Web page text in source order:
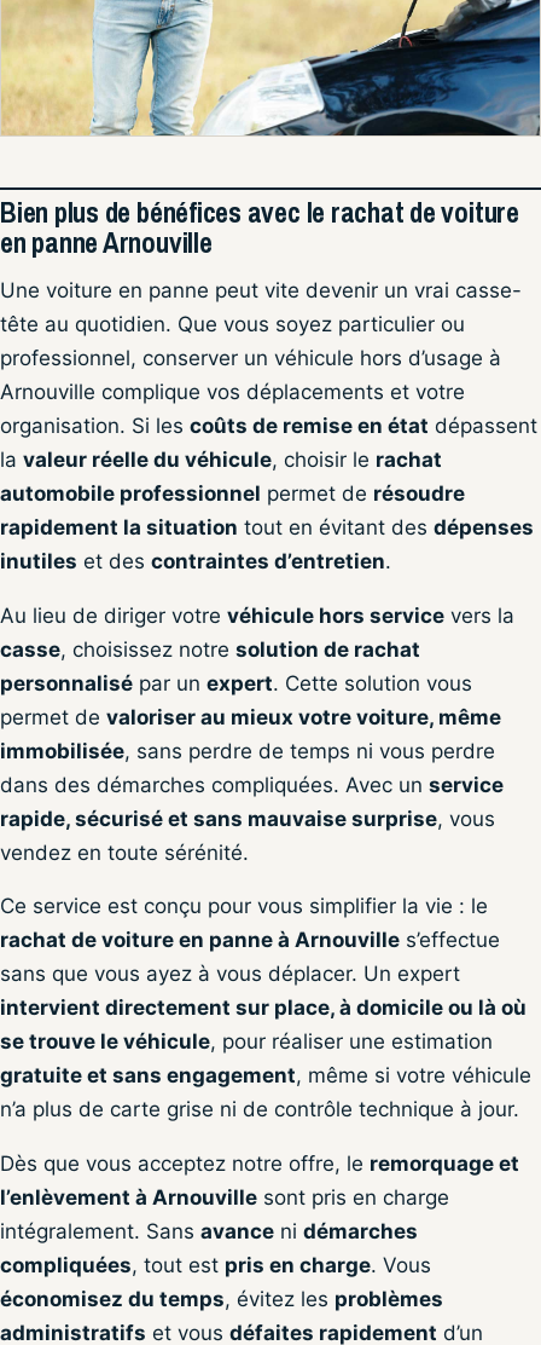
Bien plus de bénéfices avec le rachat de voiture
en panne Arnouville
Une voiture en panne peut vite devenir un vrai casse-
tête au quotidien. Que vous soyez particulier ou
professionnel, conserver un véhicule hors d’usage à
Arnouville complique vos déplacements et votre
organisation. Si les coûts de remise en état dépassent
la valeur réelle du véhicule, choisir le rachat
automobile professionnel permet de résoudre
rapidement la situation tout en évitant des dépenses
inutiles et des contraintes d’entretien.
Au lieu de diriger votre véhicule hors service vers la
casse, choisissez notre solution de rachat
personnalisé par un expert. Cette solution vous
permet de valoriser au mieux votre voiture, même
immobilisée, sans perdre de temps ni vous perdre
dans des démarches compliquées. Avec un service
rapide, sécurisé et sans mauvaise surprise, vous
vendez en toute sérénité.
Ce service est conçu pour vous simplifier la vie : le
rachat de voiture en panne à Arnouville s’effectue
sans que vous ayez à vous déplacer. Un expert
intervient directement sur place, à domicile ou là où
se trouve le véhicule, pour réaliser une estimation
gratuite et sans engagement, même si votre véhicule
n’a plus de carte grise ni de contrôle technique à jour.
Dès que vous acceptez notre offre, le remorquage et
l’enlèvement à Arnouville sont pris en charge
intégralement. Sans avance ni démarches
compliquées, tout est pris en charge. Vous
économisez du temps, évitez les problèmes
administratifs et vous défaites rapidement d’un